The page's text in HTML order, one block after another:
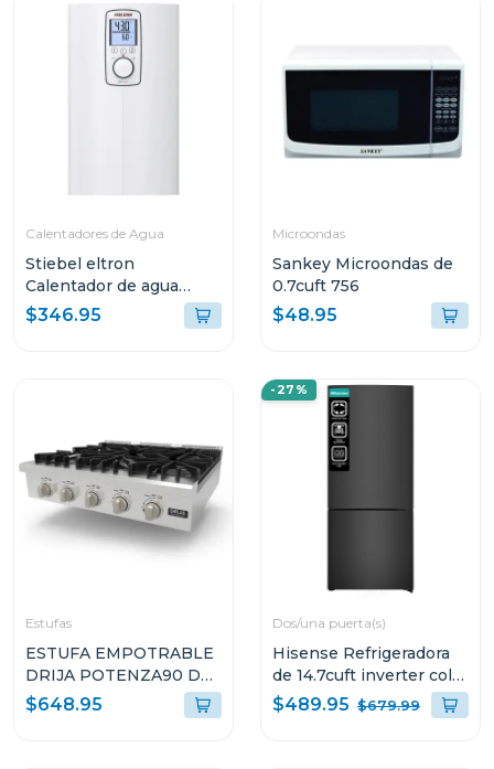
Calentadores de Agua
Stiebel eltron
Calentador de agua
electrico de 21.6l / 4
sensores premium
$346.95
Microondas
Sankey Microondas de
0.7cuft 756
$48.95
Estufas
ESTUFA EMPOTRABLE
DRIJA POTENZA90 DE
90CM CON 5
QUEMADORES
$648.95
-27%
Dos/una puerta(s)
Hisense Refrigeradora
de 14.7cuft inverter color
negra RB15N6FBX1
$489.95 $679.99